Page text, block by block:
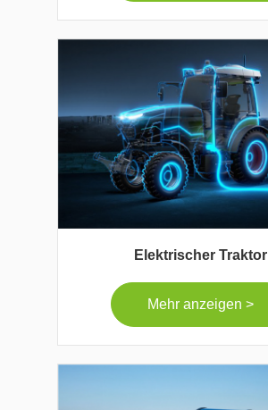
Elektrischer Traktor
Mehr anzeigen >